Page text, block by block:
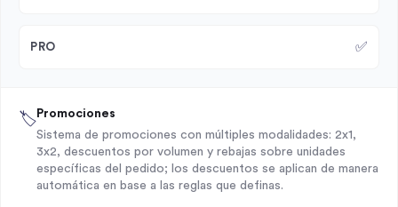
PRO ✅
🏷️Promociones
Sistema de promociones con múltiples modalidades: 2x1,
3x2, descuentos por volumen y rebajas sobre unidades
específicas del pedido; los descuentos se aplican de manera
automática en base a las reglas que definas.